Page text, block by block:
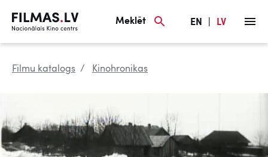
Meklēt EN LV
Filmu katalogs Kinohronikas